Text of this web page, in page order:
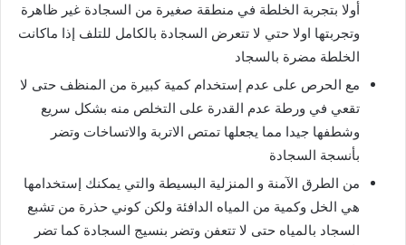
أولا بتجربة الخلطة في منطقة صغيرة من السجادة غير ظاهرة
وتجربتها اولا حتي لا تتعرض السجادة بالكامل للتلف إذا ماكانت
الخلطة مضرة بالسجاد
مع الحرص على عدم إستخدام كمية كبيرة من المنظف حتى لا
تقعي في ورطة عدم القدرة على التخلص منه بشكل سريع
وشطفها جيدا مما يجعلها تمتص الاتربة والاتساخات وتضر
بأنسجة السجادة
من الطرق الآمنة و المنزلية البسيطة والتي يمكنك إستخدامها
هي الخل وكمية من المياه الدافئة ولكن كوني حذرة من تشبع
السجاد بالمياه حتى لا تتعفن وتضر بنسيج السجادة كما تضر